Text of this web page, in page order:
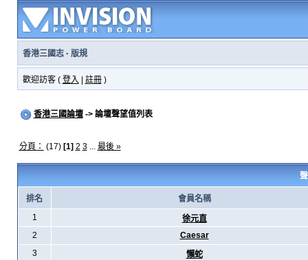
香港三國志· 版規
歡迎訪客 ( 登入 註冊)
香港三國論壇-> 論壇聲望值列表
分頁： (17) [1] 2 3... 最後 »
排名
會員名稱
1
徐元直
2
Caesar
3
懶蛇